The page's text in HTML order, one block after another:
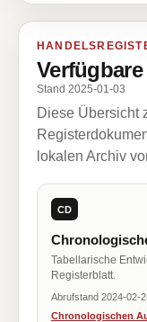
Stand 2025-01-03
Diese Übersicht
lokalen Archiv
CD
Tabellarische
Registerblatt.
Abrufstand 2024-02-
Chronologischen